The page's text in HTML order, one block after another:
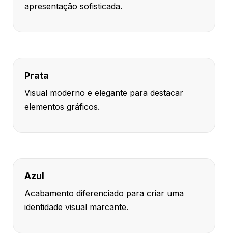
apresentação sofisticada.
Prata
Visual moderno e elegante para destacar
elementos gráficos.
Azul
Acabamento diferenciado para criar uma
identidade visual marcante.